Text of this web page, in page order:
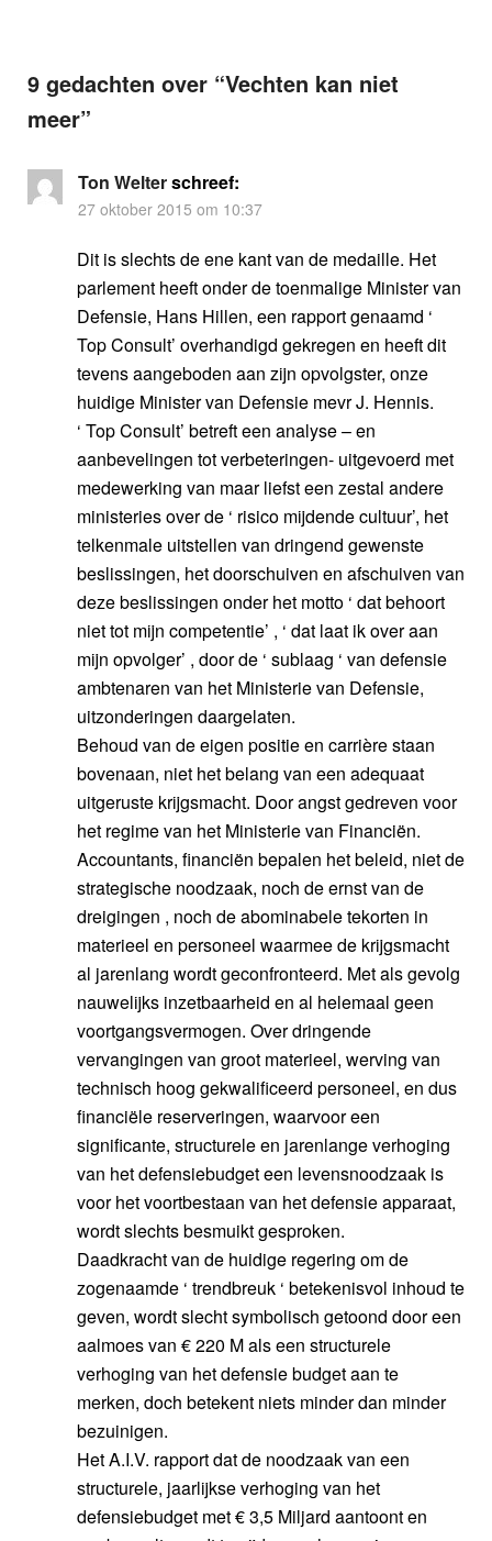
9 gedachten over “Vechten kan niet
meer”
Ton Welterschreef:
27 oktober 2015 om 10:37
Dit is slechts de ene kant van de medaille. Het
parlement heeft onder de toenmalige Minister van
Defensie, Hans Hillen, een rapport genaamd ‘
Top Consult’ overhandigd gekregen en heeft dit
tevens aangeboden aan zijn opvolgster, onze
huidige Minister van Defensie mevr J. Hennis.
‘ Top Consult’ betreft een analyse – en
aanbevelingen tot verbeteringen- uitgevoerd met
medewerking van maar liefst een zestal andere
ministeries over de ‘ risico mijdende cultuur’, het
telkenmale uitstellen van dringend gewenste
beslissingen, het doorschuiven en afschuiven van
deze beslissingen onder het motto ‘ dat behoort
niet tot mijn competentie’ , ‘ dat laat ik over aan
mijn opvolger’ , door de ‘ sublaag ‘ van defensie
ambtenaren van het Ministerie van Defensie,
uitzonderingen daargelaten.
Behoud van de eigen positie en carrière staan
bovenaan, niet het belang van een adequaat
uitgeruste krijgsmacht. Door angst gedreven voor
het regime van het Ministerie van Financiën.
Accountants, financiën bepalen het beleid, niet de
strategische noodzaak, noch de ernst van de
dreigingen , noch de abominabele tekorten in
materieel en personeel waarmee de krijgsmacht
al jarenlang wordt geconfronteerd. Met als gevolg
nauwelijks inzetbaarheid en al helemaal geen
voortgangsvermogen. Over dringende
vervangingen van groot materieel, werving van
technisch hoog gekwalificeerd personeel, en dus
financiële reserveringen, waarvoor een
significante, structurele en jarenlange verhoging
van het defensiebudget een levensnoodzaak is
voor het voortbestaan van het defensie apparaat,
wordt slechts besmuikt gesproken.
Daadkracht van de huidige regering om de
zogenaamde ‘ trendbreuk ‘ betekenisvol inhoud te
geven, wordt slecht symbolisch getoond door een
aalmoes van € 220 M als een structurele
verhoging van het defensie budget aan te
merken, doch betekent niets minder dan minder
bezuinigen.
Het A.I.V. rapport dat de noodzaak van een
structurele, jaarlijkse verhoging van het
defensiebudget met € 3,5 Miljard aantoont en